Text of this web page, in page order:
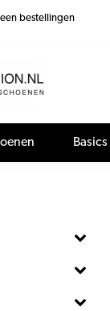
bestellingen
Basics